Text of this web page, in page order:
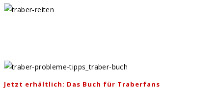
Jetzt erhältlich: Das Buch für Traberfans